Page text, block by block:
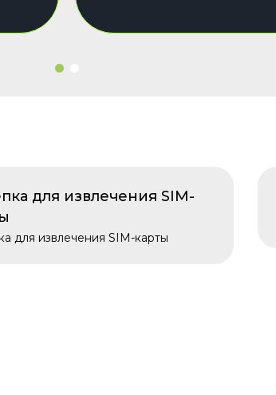
для извлечения SIM-
для извлечения SIM-карты